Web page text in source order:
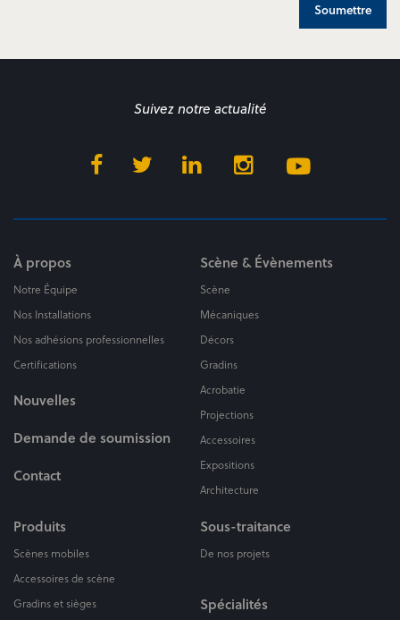
Soumettre
Suivez notre actualité
À propos
Notre Équipe
Nos Installations
Nos adhésions professionnelles
Certifications
Nouvelles
Demande de soumission
Contact
Scène & Évènements
Scène
Mécaniques
Décors
Gradins
Acrobatie
Projections
Accessoires
Expositions
Architecture
Produits
Scènes mobiles
Accessoires de scène
Gradins et sièges
Sous-traitance
De nos projets
Spécialités